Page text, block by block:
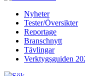
Nyheter
Tester/Översikter
Reportage
Branschnytt
Tävlingar
Verktygsguiden